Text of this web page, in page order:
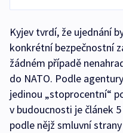
Kyjev tvrdí, že ujednání
konkrétní bezpečnostní
žádném případě
do NATO. Podle
jedinou „stoprocentní“
v budoucnosti je článek
podle nějž smluvní